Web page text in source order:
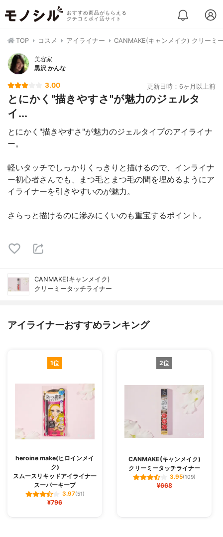
おすすめ商品がもらえる
クチコミポイ活サイト
TOP コスメ アイライナー CANMAKE(キャンメイク) クリーミ
美容家
黒沢 かんな
3.00 更新日時：6ヶ月以上前
とにかく"描きやすさ"が魅力のジェルタ
イ...
とにかく"描きやすさ"が魅力のジェルタイプのアイライナ
ー。
軽いタッチでしっかりくっきりと描けるので、インライナ
ー初心者さんでも、まつ毛とまつ毛の間を埋めるようにア
イライナーを引きやすいのが魅力。
さらっと描けるのに滲みにくいのも重宝するポイント。
CANMAKE(キャンメイク)
クリーミータッチライナー
アイライナーおすすめランキング
1位
heroine make(ヒロインメイ
ク)
スムースリキッドアイライナー
スーパーキープ
3.97(51)
¥796
2位
CANMAKE(キャンメイク)
クリーミータッチライナー
3.95(109)
¥668